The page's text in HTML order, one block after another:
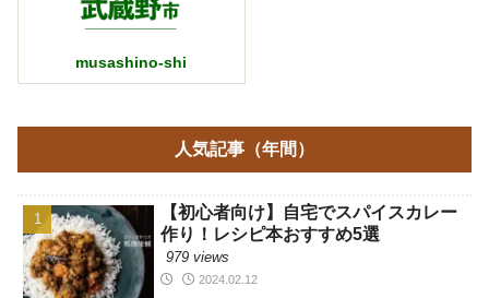
musashino-shi
人気記事（年間）
【初心者向け】自宅でスパイスカレー
作り！レシピ本おすすめ5選
979 views
2024.02.12